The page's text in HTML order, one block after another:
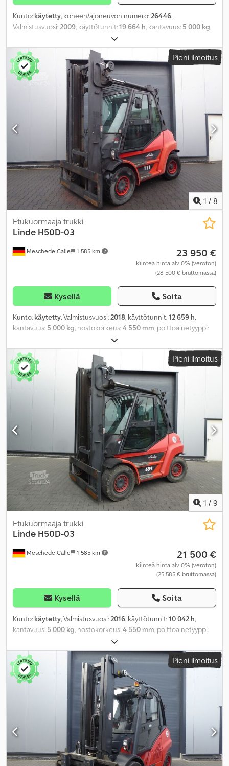
Kunto: käytetty, koneen/ajoneuvon numero:26446,
Valmistusvuosi:2009, käyttötunnit:19 664 h, kantavuus: 5 000 kg,
, polttoainetyyppi:
simplex, rakennuskorkeus:3 070 mm, Varusteet:hytti, sivuttainen
siirto, Pieni ilmoitus
1 / 8
Meschede Calle 1 585 km
Etukuormaaja trukki
Linde H50D-03
23 950 €
Kiinteä hinta alv 0% (veroton)
(28 500 € bruttomassa)
Kysellä Soita
Kunto: käytetty, Valmistusvuosi:2018, käyttötunnit:12 659 h,
kantavuus: 5 000 kg, nostokorkeus:4 550 mm, polttoainetyyppi:
3 200 mm
prosentti, väri:muu,
Pieni ilmoitus
1 / 9
Meschede Calle 1 585 km
Etukuormaaja trukki
Linde H50D-03
21 500 €
Kiinteä hinta alv 0% (veroton)
(25 585 € bruttomassa)
Kysellä Soita
Kunto: käytetty, Valmistusvuosi:2016, käyttötunnit:10 042 h,
kantavuus: 5 000 kg, nostokorkeus:4 550 mm, polttoainetyyppi:
3 200 mm
prosentti, väri:muu,
Pieni ilmoitus